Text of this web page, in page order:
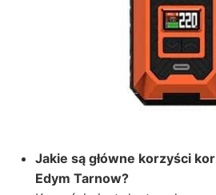
Jakie są główne korzyści
Edym Tarnow?